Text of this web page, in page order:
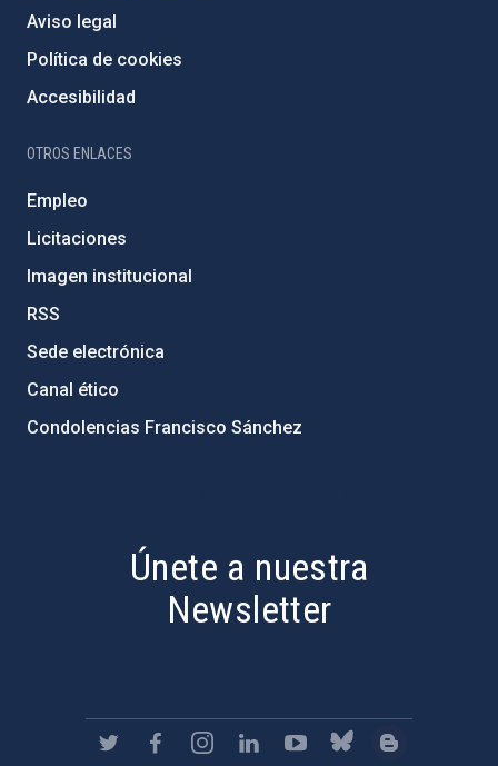
Aviso legal
Política de cookies
Accesibilidad
OTROS ENLACES
Empleo
Licitaciones
Imagen institucional
RSS
Sede electrónica
Canal ético
Condolencias Francisco Sánchez
Únete a nuestra
Newsletter